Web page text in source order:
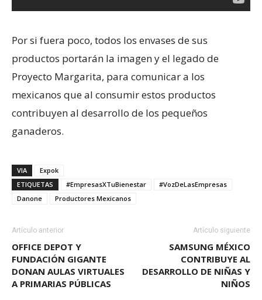
Por si fuera poco, todos los envases de sus
productos portarán la imagen y el legado de
Proyecto Margarita, para comunicar a los
mexicanos que al consumir estos productos
contribuyen al desarrollo de los pequeños
ganaderos.
VIA
Expok
ETIQUETAS
#EmpresasXTuBienestar
#VozDeLasEmpresas
Danone
Productores Mexicanos
Artículo anterior
OFFICE DEPOT Y
FUNDACIÓN GIGANTE
DONAN AULAS VIRTUALES
A PRIMARIAS PÚBLICAS
Artículo siguiente
SAMSUNG MÉXICO
CONTRIBUYE AL
DESARROLLO DE NIÑAS Y
NIÑOS